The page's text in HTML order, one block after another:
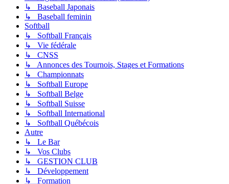
↳ Baseball Japonais
↳ Baseball feminin
Softball
↳ Softball Français
↳ Vie fédérale
↳ CNSS
↳ Annonces des Tournois, Stages et Formations
↳ Championnats
↳ Softball Europe
↳ Softball Belge
↳ Softball Suisse
↳ Softball International
↳ Softball Québécois
Autre
↳ Le Bar
↳ Vos Clubs
↳ GESTION CLUB
↳ Développement
↳ Formation